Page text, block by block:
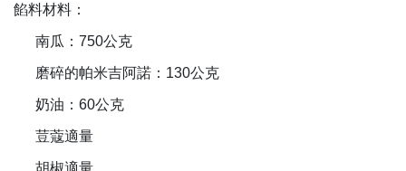
餡料材料：
南瓜： 750公克
磨碎的帕米吉阿諾： 130公克
奶油： 60公克
荳蔻適量
胡椒適量